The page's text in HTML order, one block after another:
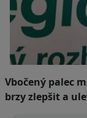
Vbočený palec
brzy zlepšit a